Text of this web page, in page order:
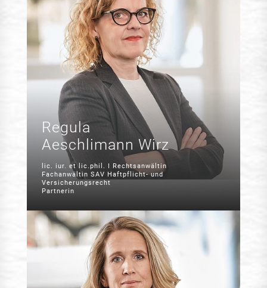
Regula
Aeschlimann Wirz
lic. iur. et lic.phil. I Rechtsanwältin
Fachanwältin SAV Haftpflicht- und
Versicherungsrecht
Partnerin